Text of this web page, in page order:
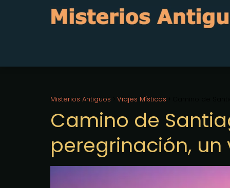
Misterios Antiguos Viajes Místicos
Camino de
peregrinación,